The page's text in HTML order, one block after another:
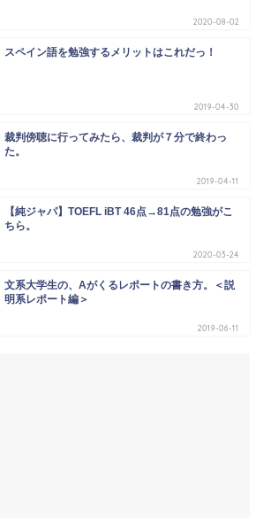
2020-08-02
スペイン語を勉強するメリットはこれだっ！
2019-04-30
裁判傍聴に行ってみたら、裁判が７分で終わっ
た。
2019-04-11
【純ジャパ】TOEFL iBT 46点→81点の勉強がこ
ちら。
2020-03-24
文系大学生の、Aがくるレポートの書き方。＜説
明系レポート編＞
2019-06-11